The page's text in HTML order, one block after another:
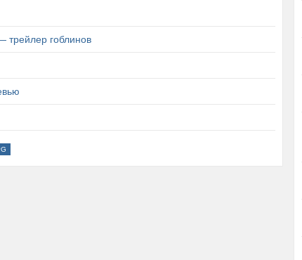
трейлер гоблинов